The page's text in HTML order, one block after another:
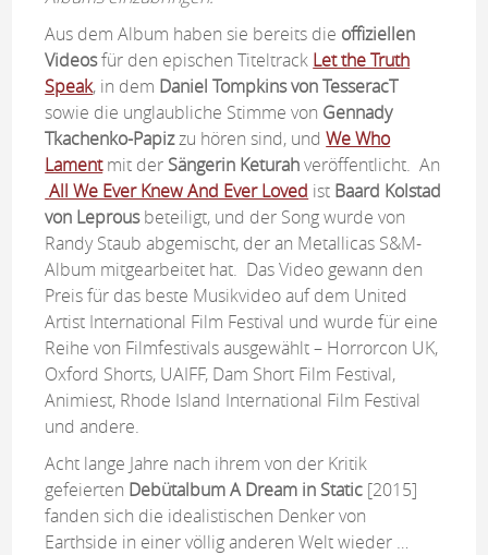
Aus dem Album haben sie bereits die offiziellen
Videosfür den epischen Titeltrack Let the Truth
Speak, in dem Daniel Tompkins von TesseracT
sowie die unglaubliche Stimme von Gennady
Tkachenko-Papizzu hören sind, undWe Who
Lamentmit der Sängerin Keturahveröffentlicht. An
All We Ever Knew And Ever Loved ist Baard Kolstad
von Leprousbeteiligt, und der Song wurde von
Randy Staub abgemischt, der an Metallicas S&M-
Album mitgearbeitet hat. Das Video gewann den
Preis für das beste Musikvideo auf dem United
Artist International Film Festival und wurde für eine
Reihe von Filmfestivals ausgewählt – Horrorcon UK,
Oxford Shorts, UAIFF, Dam Short Film Festival,
Animiest, Rhode Island International Film Festival
und andere.
Acht lange Jahre nach ihrem von der Kritik
gefeierten Debütalbum A Dream in Static [2015]
fanden sich die idealistischen Denker von
Earthside in einer völlig anderen Welt wieder …